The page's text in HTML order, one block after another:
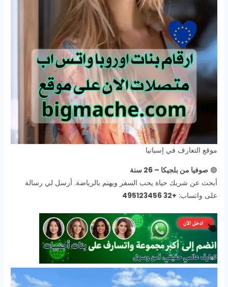
موقع التعارف في إسبانيا
🟢صوفيا من بلجيكا – 26 سنة
أبحث عن شريك حياة يحب السفر ويهتم بالرياضة. أرسل لي رسالة
على واتساب: +32 495123456